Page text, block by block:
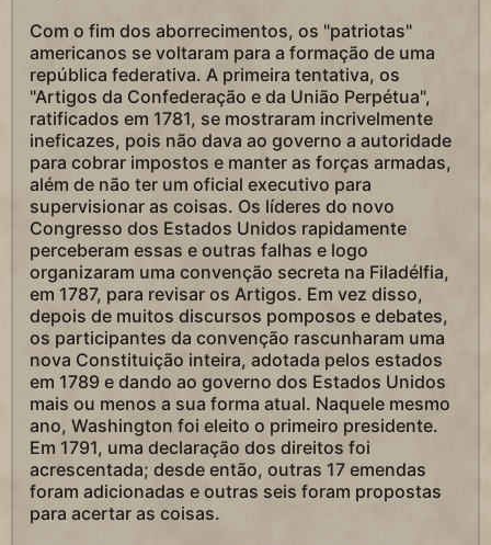
Com o fim dos aborrecimentos, os "patriotas"
americanos se voltaram para a formação de uma
república federativa. A primeira tentativa, os
"Artigos da Confederação e da União Perpétua",
ratificados em 1781, se mostraram incrivelmente
ineficazes, pois não dava ao governo a autoridade
para cobrar impostos e manter as forças armadas,
além de não ter um oficial executivo para
supervisionar as coisas. Os líderes do novo
Congresso dos Estados Unidos rapidamente
perceberam essas e outras falhas e logo
organizaram uma convenção secreta na Filadélfia,
em 1787, para revisar os Artigos. Em vez disso,
depois de muitos discursos pomposos e debates,
os participantes da convenção rascunharam uma
nova Constituição inteira, adotada pelos estados
em 1789 e dando ao governo dos Estados Unidos
mais ou menos a sua forma atual. Naquele mesmo
ano, Washington foi eleito o primeiro presidente.
Em 1791, uma declaração dos direitos foi
acrescentada; desde então, outras 17 emendas
foram adicionadas e outras seis foram propostas
para acertar as coisas.